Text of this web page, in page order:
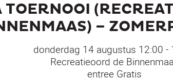
TOERNOOI
–
donderdag 14 augustus 12:00 -
Recreatieoord de
entree Gratis